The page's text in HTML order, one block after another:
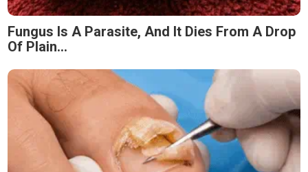
Fungus Is A Parasite, And It Dies From A Drop
Of Plain...